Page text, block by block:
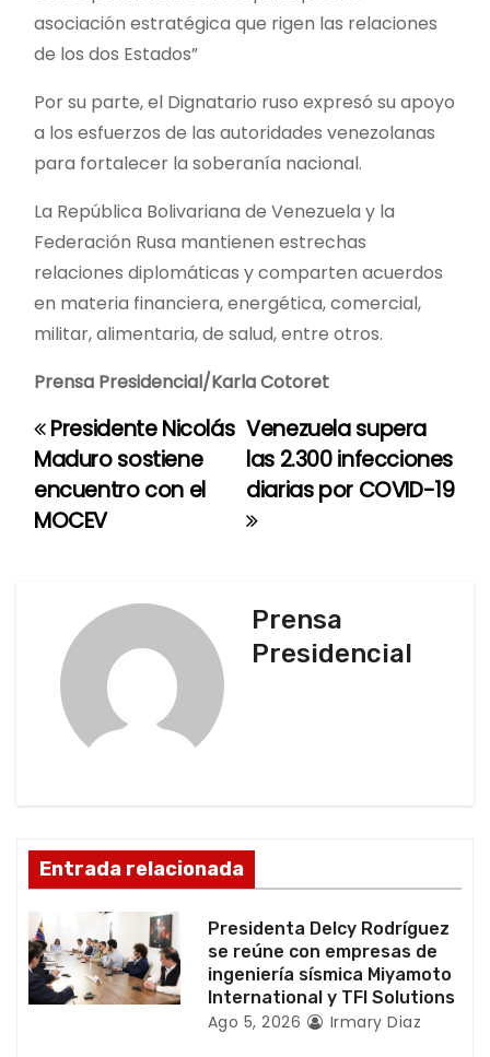
asociación estratégica que rigen las relaciones
de los dos Estados”
Por su parte, el Dignatario ruso expresó su apoyo
a los esfuerzos de las autoridades venezolanas
para fortalecer la soberanía nacional.
La República Bolivariana de Venezuela y la
Federación Rusa mantienen estrechas
relaciones diplomáticas y comparten acuerdos
en materia financiera, energética, comercial,
militar, alimentaria, de salud, entre otros.
Prensa Presidencial/Karla Cotoret
N
a
v
n
d
e
e
Venezuela supera
las 2.300 infecciones
diarias por COVID-19
Presidente Nicolás
Maduro sostiene
encuentro con el
MOCEV
Prensa
Presidencial
Entrada relacionada
Presidenta Delcy Rodríguez
se reúne con empresas de
ingeniería sísmica Miyamoto
International y TFI Solutions
Ago 5, 2026 Irmary Diaz